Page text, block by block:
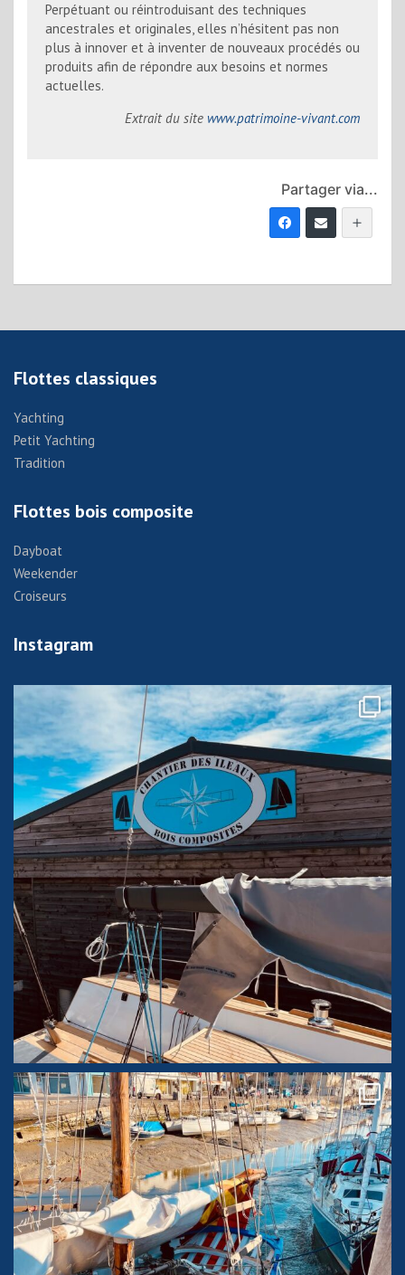
Perpétuant ou réintroduisant des techniques
ancestrales et originales, elles n’hésitent pas non
plus à innover et à inventer de nouveaux procédés ou
produits afin de répondre aux besoins et normes
actuelles.
Extrait du site www.patrimoine-vivant.com
Partager via...
Flottes classiques
Yachting
Petit Yachting
Tradition
Flottes bois composite
Dayboat
Weekender
Croiseurs
Instagram